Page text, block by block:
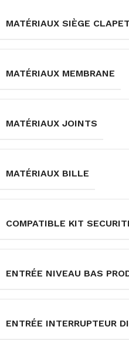
MATÉRIAUX SIÈGE CLAPET
MATÉRIAUX MEMBRANE
MATÉRIAUX JOINTS
MATÉRIAUX BILLE
COMPATIBLE KIT
ENTRÉE NIVEAU BAS
ENTRÉE INTERRUPTEUR